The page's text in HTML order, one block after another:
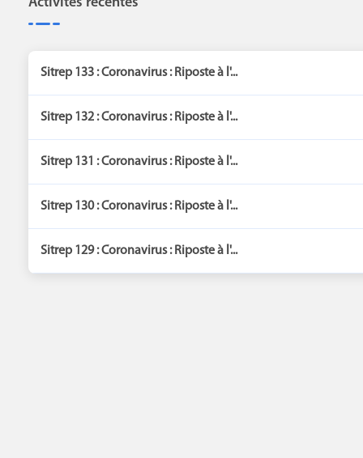
Sitrep 133 : Coronavirus : Riposte à l'...
Sitrep 132 : Coronavirus : Riposte à l'...
Sitrep 131 : Coronavirus : Riposte à l'...
Sitrep 130 : Coronavirus : Riposte à l'...
Sitrep 129 : Coronavirus : Riposte à l'...